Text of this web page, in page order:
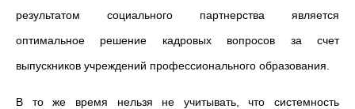
результатом социального партнерства является
оптимальное решение кадровых вопросов за счет
выпускников учреждений профессионального образования.
В то же время нельзя не учитывать, что системность